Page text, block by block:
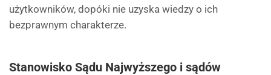
użytkowników, dopóki nie uzyska wiedzy o ich
bezprawnym charakterze.
Stanowisko Sądu Najwyższego i sądów